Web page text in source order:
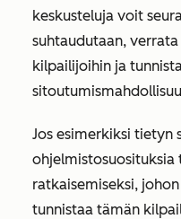
keskusteluja voit
suhtaudutaan,
kilpailijoihin ja
Jos esimerkiksi
ohjelmistosuosituksia
ratkaisemiseksi,
tunnistaa tämän